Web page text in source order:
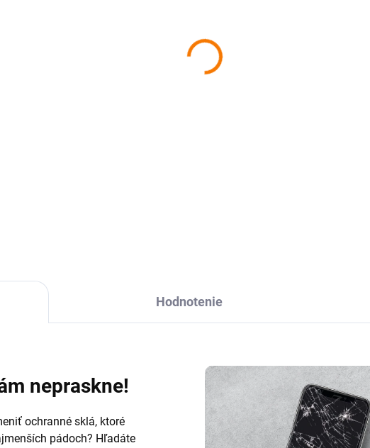
Hodnotenie
nepraskne!
ochranné sklá, ktoré
pádoch? Hľadáte